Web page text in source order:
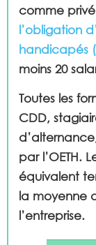
comme
l’obligation
handicapés
moins 20
Toutes les
CDD,
par l’OETH.
équivalent
la moyenne
l’entreprise.